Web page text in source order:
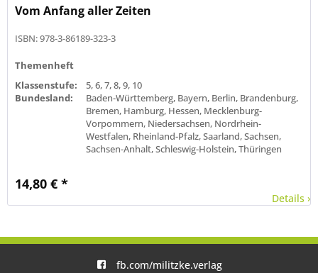
Vom Anfang aller Zeiten
ISBN: 978-3-86189-323-3
Themenheft
Klassenstufe:
5, 6, 7, 8, 9, 10
Bundesland:
Baden-Württemberg, Bayern, Berlin, Brandenburg,
Bremen, Hamburg, Hessen, Mecklenburg-
Vorpommern, Niedersachsen, Nordrhein-
Westfalen, Rheinland-Pfalz, Saarland, Sachsen,
Sachsen-Anhalt, Schleswig-Holstein, Thüringen
14,80 € *
Details ›
fb.com/militzke.verlag